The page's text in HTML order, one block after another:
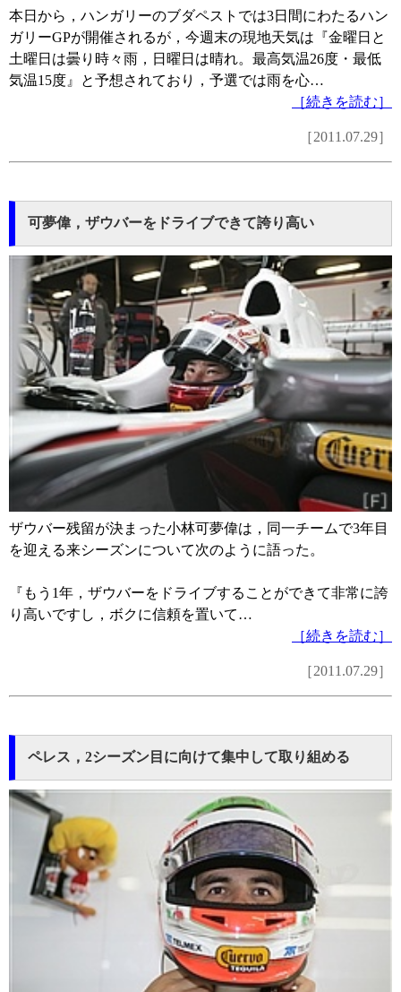
本日から，ハンガリーのブダペストでは3日間にわたるハン
ガリーGPが開催されるが，今週末の現地天気は『金曜日と
土曜日は曇り時々雨，日曜日は晴れ。最高気温26度・最低
気温15度』と予想されており，予選では雨を心…
［続きを読む］
［2011.07.29］
可夢偉，ザウバーをドライブできて誇り高い
ザウバー残留が決まった小林可夢偉は，同一チームで3年目
を迎える来シーズンについて次のように語った。
『もう1年，ザウバーをドライブすることができて非常に誇
り高いですし，ボクに信頼を置いて…
［続きを読む］
［2011.07.29］
ペレス，2シーズン目に向けて集中して取り組める